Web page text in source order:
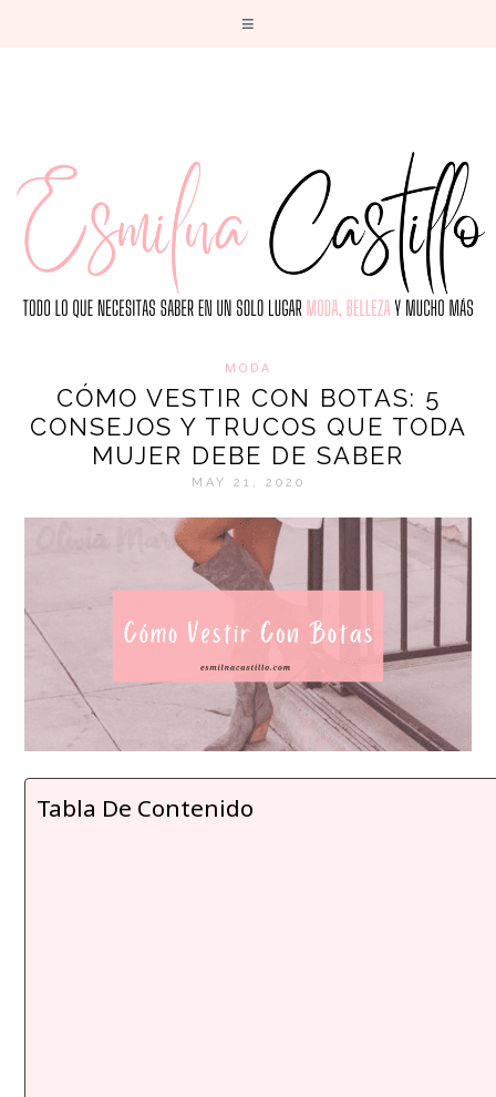
MODA
CÓMO VESTIR CON BOTAS: 5
CONSEJOS Y TRUCOS QUE TODA
MUJER DEBE DE SABER
MAY 21, 2020
Tabla De Contenido